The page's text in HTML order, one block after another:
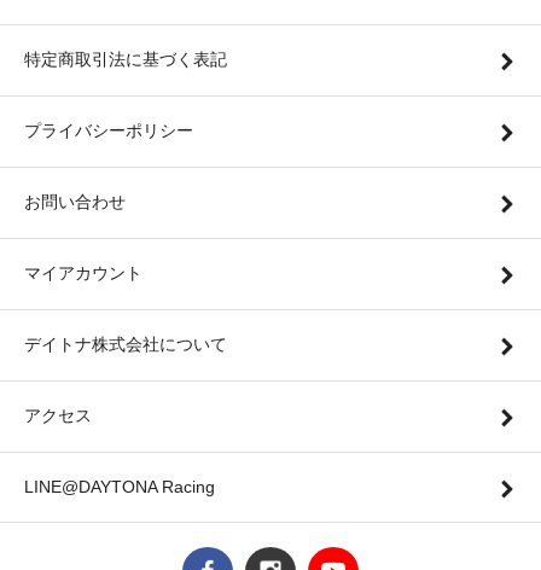
特定商取引法に基づく表記
プライバシーポリシー
お問い合わせ
マイアカウント
デイトナ株式会社について
アクセス
LINE@DAYTONA Racing